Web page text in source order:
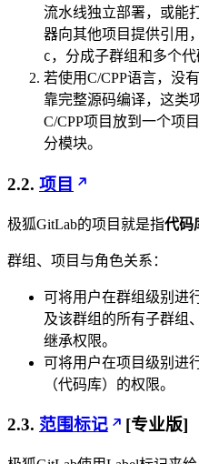
流水线独立部署，或能
器向其他项目提供引用
C ，分成子群组和多个代
若使用C/CPP语言，没
靠完整源码编译，这类
C/CPP项目放到一个项
分模块。
2.2. 项目
极狐GitLab的项目就是指代码
群组、项目与角色关系：
可将用户在群组级别进
及该群组的所有子群组
继承权限。
可将用户在项目级别进
（代码库）的权限。
2.3. 范围标记 [专业版]